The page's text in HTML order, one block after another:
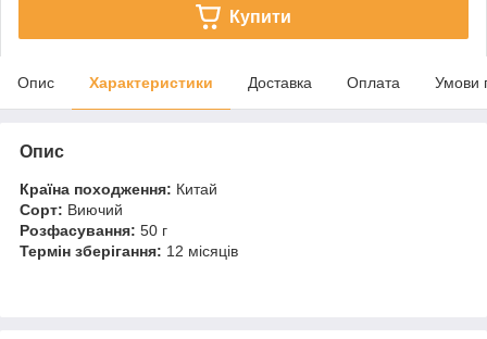
Купити
Опис Характеристики Доставка Оплата Умови
Опис
Країна походження: Китай
Сорт: Виючий
Розфасування: 50 г
Термін зберігання: 12 місяців